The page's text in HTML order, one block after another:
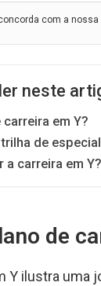
com a nossa
neste
em Y?
de
a carreira em Y?
de
Y ilustra